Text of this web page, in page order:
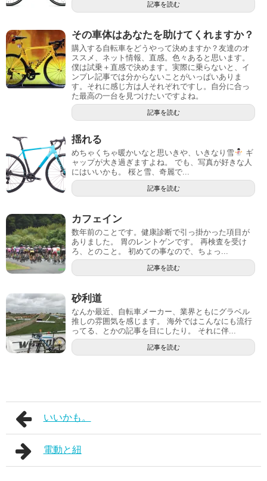
記事を読む
その車体はあなたを助けてくれますか？
購入する自転車をどうやって決めますか？友達のオ
ススメ、ネット情報、直感。色々あると思います。
僕は試乗＋直感で決めます。実際に乗らないと、イ
ンプレ記事では分からないことがいっぱいありま
す。それに感じ方は人それぞれですし。自分に合っ
た最高の一台を見つけたいですよね。
記事を読む
揺れる
めちゃくちゃ暖かいなと思いきや、いきなり雪
ギ
ャップが大き過ぎますよね。 でも、写真が好きな人
にはいいかも。 桜と雪、奇麗で...
記事を読む
カフェイン
数年前のことです。健康診断で引っ掛かった項目が
ありました。 胃のレントゲンです。 再検査を受け
ろ、とのこと。 初めての事なので、ちょっ...
記事を読む
砂利道
なんか最近、自転車メーカー、業界ともにグラベル
推しの雰囲気を感じます。 海外ではこんなにも流行
ってる、とかの記事を目にしたり。 それに伴...
記事を読む
いいかも。
電動と紐